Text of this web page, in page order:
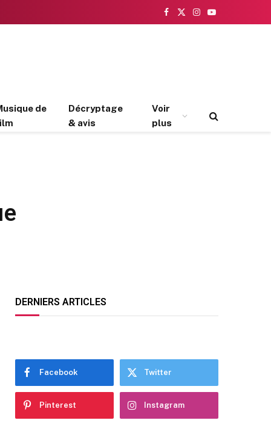
Facebook
X
Instagram
YouTube
de
Décryptage
& avis
Voir
plus
DERNIERS ARTICLES
Facebook Twitter
Pinterest Instagram